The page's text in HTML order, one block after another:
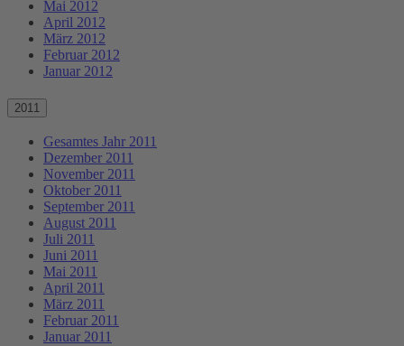
Mai 2012
April 2012
März 2012
Februar 2012
Januar 2012
2011
Gesamtes Jahr 2011
Dezember 2011
November 2011
Oktober 2011
September 2011
August 2011
Juli 2011
Juni 2011
Mai 2011
April 2011
März 2011
Februar 2011
Januar 2011